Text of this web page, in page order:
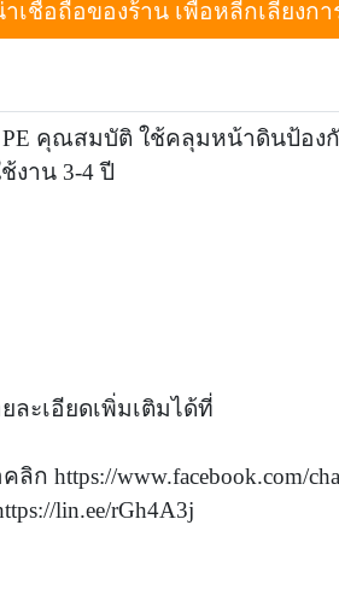
เชื่อถือของร้าน เพื่อหลีกเลี่ยงก
คุณสมบัติ ใช้คลุมหน้าดินป้อ
งาน 3-4 ปี
ะเอียดเพิ่มเติมได้ที่
ลิก https://www.facebook.com/
lin.ee/rGh4A3j